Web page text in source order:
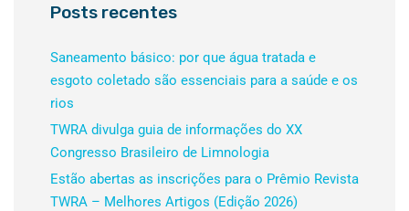
Posts recentes
Saneamento básico: por que água tratada e
esgoto coletado são essenciais para a saúde e os
rios
TWRA divulga guia de informações do XX
Congresso Brasileiro de Limnologia
Estão abertas as inscrições para o Prêmio Revista
TWRA – Melhores Artigos (Edição 2026)